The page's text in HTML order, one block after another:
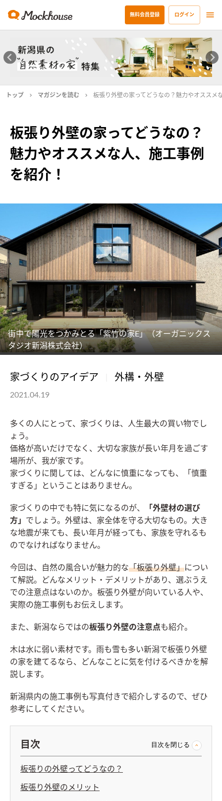
無料会員登録 ログイン
トップ マガジンを読む 板張り外壁の家ってどうなの？魅力やオススメ
板張り外壁の家ってどうなの？
魅力やオススメな人、施工事例
を紹介！
街中で陽光をつかみとる「紫竹の家E」（オーガニックス
タジオ新潟株式会社）
家づくりのアイデア 外構・外壁
2021.04.19
多くの人にとって、家づくりは、人生最大の買い物でし
ょう。
価格が高いだけでなく、大切な家族が長い年月を過ごす
場所が、我が家です。
家づくりに関しては、どんなに慎重になっても、「慎重
すぎる」ということはありません。
家づくりの中でも特に気になるのが、
「外壁材の選び
方」 でしょう。外壁は、家全体を守る大切なもの。大き
な地震が来ても、長い年月が経っても、家族を守れるも
のでなければなりません。
今回は、自然の風合いが魅力的な「板張り外壁」につい
て解説。どんなメリット・デメリットがあり、選ぶうえ
での注意点はないのか。板張り外壁が向いている人や、
実際の施工事例もお伝えします。
また、新潟ならではの板張り外壁の注意点も紹介。
木は水に弱い素材です。雨も雪も多い新潟で板張り外壁
の家を建てるなら、どんなことに気を付けるべきかを解
説します。
新潟県内の施工事例も写真付きで紹介しするので、ぜひ
参考にしてください。
目次 目次を閉じる
板張りの外壁ってどうなの？
板張り外壁のメリット